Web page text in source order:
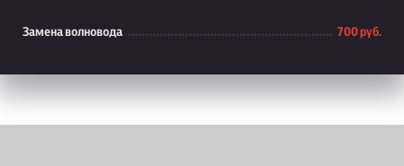
Замена волновода 700 руб.